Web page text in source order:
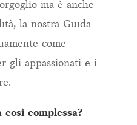
ma è anche
la nostra Guida
come
gli appassionati e i
così complessa?